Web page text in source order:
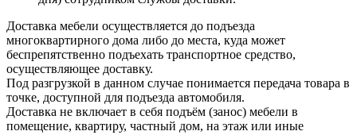
Доставка мебели осуществляется до подъезда
многоквартирного дома либо до места, куда может
беспрепятственно подъехать транспортное средство,
осуществляющее доставку.
Под разгрузкой в данном случае понимается передача товара в
точке, доступной для подъезда автомобиля.
Доставка не включает в себя подъём (занос) мебели в
помещение, квартиру, частный дом, на этаж или иные